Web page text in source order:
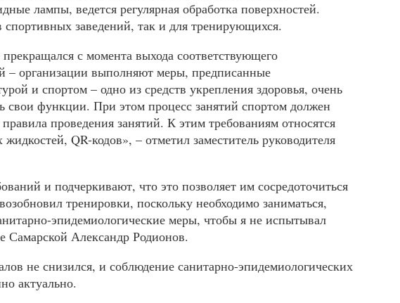
лампы, ведется регулярная обработка поверхностей.
заведений, так и для тренирующихся.
с момента выхода соответствующего
– организации выполняют меры, предписанные
и спортом – одно из средств укрепления здоровья, очень
свои функции. При этом процесс занятий спортом должен
проведения занятий. К этим требованиям относятся
QR-кодов», – отметил заместитель руководителя
и подчеркивают, что это позволяет им сосредоточиться
тренировки, поскольку необходимо заниматься,
эпидемиологические меры, чтобы я не испытывал
Самарской Александр Родионов.
не снизился, и соблюдение санитарно-эпидемиологических
актуально.